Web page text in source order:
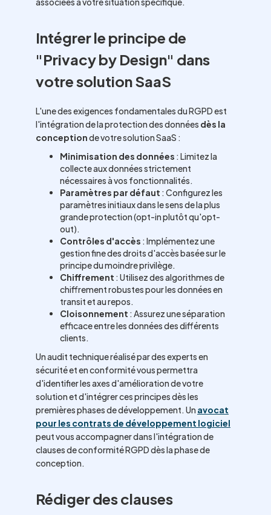
Intégrer le principe de
"Privacy by Design" dans
votre solution SaaS
L'une des exigences fondamentales du RGPD est
l'intégration de la protection des données dès la
conceptionde votre solution SaaS :
Minimisation des données : Limitez la
collecte aux données strictement
nécessaires à vos fonctionnalités.
Paramètres par défaut : Configurez les
paramètres initiaux dans le sens de la plus
grande protection (opt-in plutôt qu'opt-
out).
Contrôles d'accès : Implémentez une
gestion fine des droits d'accès basée sur le
principe du moindre privilège.
Chiffrement : Utilisez des algorithmes de
chiffrement robustes pour les données en
transit et au repos.
Cloisonnement : Assurez une séparation
efficace entre les données des différents
clients.
Un audit technique réalisé par des experts en
sécurité et en conformité vous permettra
d'identifier les axes d'amélioration de votre
solution et d'intégrer ces principes dès les
premières phases de développement. Un avocat
pour les contrats de développement logiciel
peut vous accompagner dans l'intégration de
clauses de conformité RGPD dès la phase de
conception.
Rédiger des clauses